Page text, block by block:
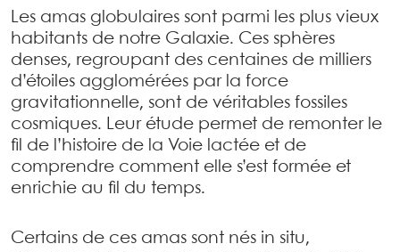
Les amas globulaires sont parmi les plus vieux
habitants de notre Galaxie. Ces sphères
denses, regroupant des centaines de milliers
d’étoiles agglomérées par la force
gravitationnelle, sont de véritables fossiles
cosmiques. Leur étude permet de remonter le
fil de l’histoire de la Voie lactée et de
comprendre comment elle s’est formée et
enrichie au fil du temps.
Certains de ces amas sont nés in situ,